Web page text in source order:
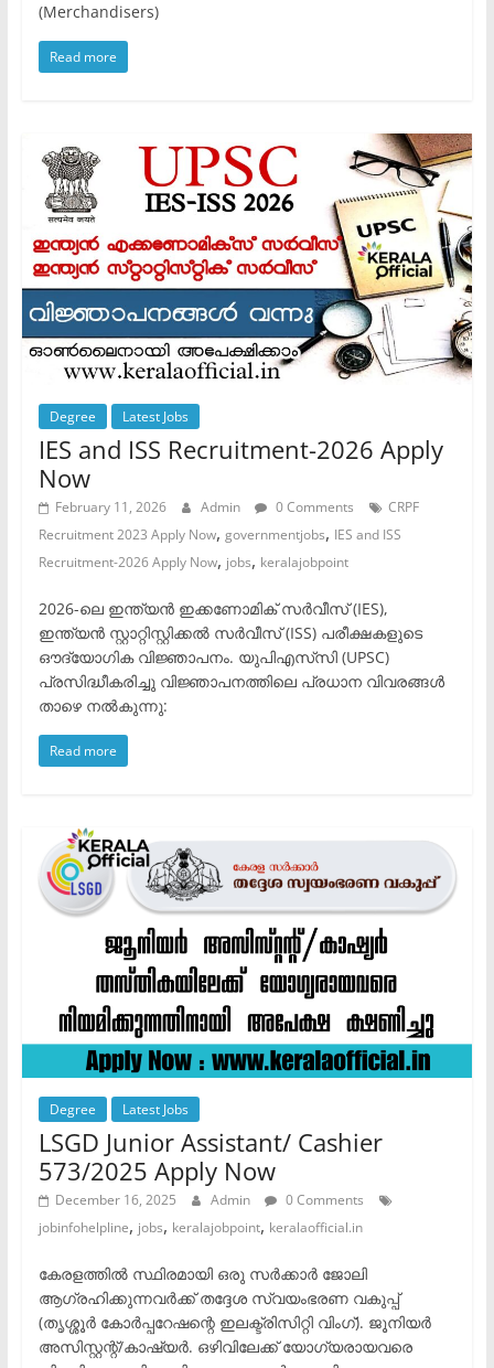
(Merchandisers)
Read more
Degree Latest Jobs
IES and ISS Recruitment-2026 Apply
Now
February 11, 2026 Admin 0 Comments
CRPF
Recruitment 2023 Apply Now, governmentjobs, IES and ISS
Recruitment-2026 Apply Now, jobs, keralajobpoint
2026-ലെ ഇന്ത്യൻ ഇക്കണോമിക് സർവീസ് (IES),
ഇന്ത്യൻ സ്റ്റാറ്റിസ്റ്റിക്കൽ സർവീസ് (ISS) പരീക്ഷകളുടെ
ഔദ്യോഗിക വിജ്ഞാപനം. യുപിഎസ്‌സി (UPSC)
പ്രസിദ്ധീകരിച്ചു വിജ്ഞാപനത്തിലെ പ്രധാന വിവരങ്ങൾ
താഴെ നൽകുന്നു:
Read more
Degree Latest Jobs
LSGD Junior Assistant/ Cashier
573/2025 Apply Now
December 16, 2025 Admin
0 Comments
jobinfohelpline, jobs, keralajobpoint, keralaofficial.in
കേരളത്തിൽ സ്ഥിരമായി ഒരു സർക്കാർ ജോലി
ആഗ്രഹിക്കുന്നവർക്ക് തദ്ദേശ സ്വയംഭരണ വകുപ്പ്
(തൃശ്ശൂർ കോർപ്പറേഷന്റെ ഇലക്ട്രിസിറ്റി വിംഗ്). ജൂനിയർ
അസിസ്റ്റന്റ്/കാഷ്യർ. ഒഴിവിലേക്ക് യോഗ്യരായവരെ